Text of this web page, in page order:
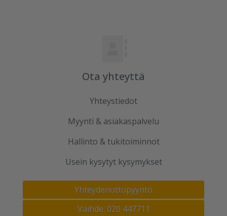
Ota yhteyttä
Yhteystiedot
Myynti & asiakaspalvelu
Hallinto & tukitoiminnot
Usein kysytyt kysymykset
Yhteydenottopyyntö
Vaihde: 020 447711